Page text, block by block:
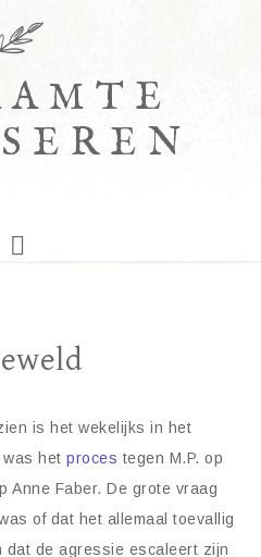
is het wekelijks in het
het proces tegen M.P. op
Anne Faber. De grote vraag
of dat het allemaal toevallig
dat de agressie escaleert zijn